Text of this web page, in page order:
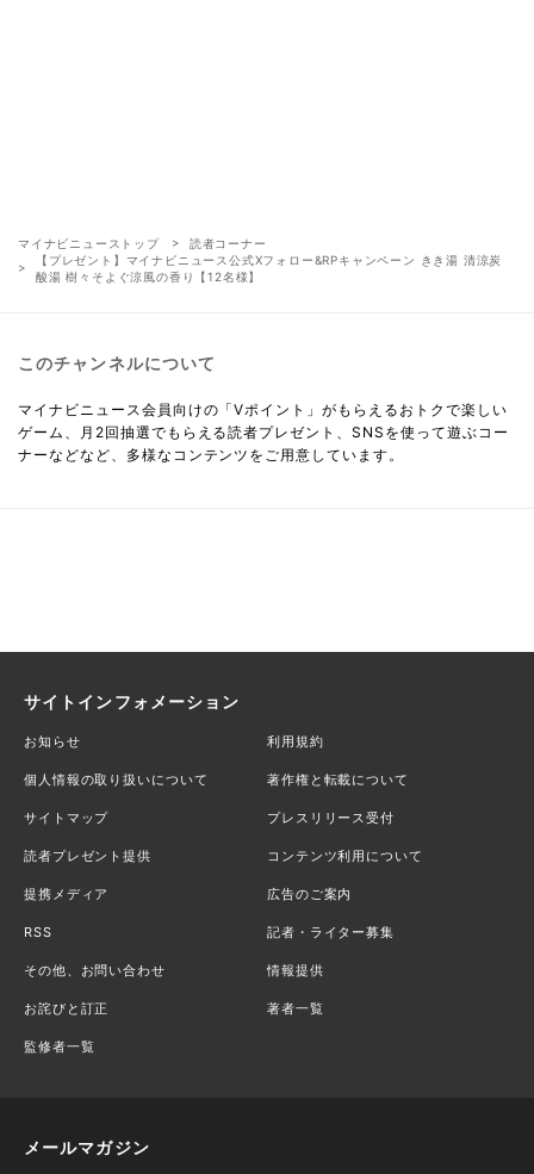
マイナビニューストップ
読者コーナー
【プレゼント】マイナビニュース公式Xフォロー&RPキャンペーン きき湯 清涼炭
酸湯 樹々そよぐ涼風の香り【12名様】
このチャンネルについて
マイナビニュース会員向けの「Vポイント」がもらえるおトクで楽しい
ゲーム、月2回抽選でもらえる読者プレゼント、SNSを使って遊ぶコー
ナーなどなど、多様なコンテンツをご用意しています。
サイトインフォメーション
お知らせ 利用規約
個人情報の取り扱いについて 著作権と転載について
サイトマップ プレスリリース受付
読者プレゼント提供 コンテンツ利用について
提携メディア 広告のご案内
RSS 記者・ライター募集
その他、お問い合わせ 情報提供
お詫びと訂正 著者一覧
監修者一覧
メールマガジン